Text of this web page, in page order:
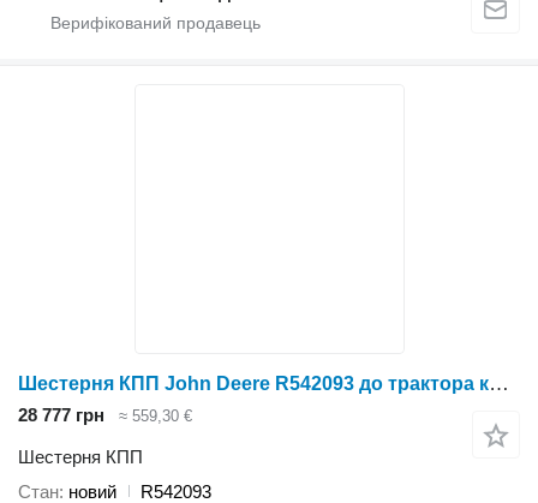
Шестерня КПП John Deere R542093 до трактора колісного John Deere
28 777 грн ≈ 559,30 €
Шестерня КПП
Стан новий
R542093